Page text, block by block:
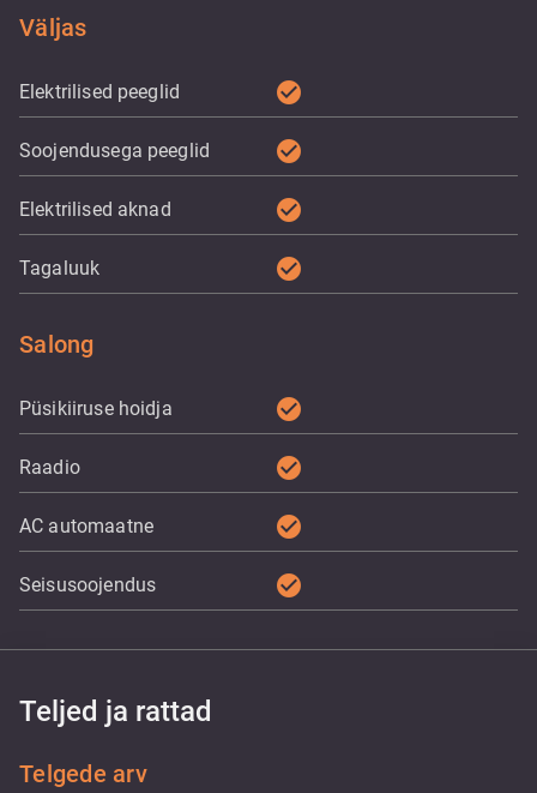
Väljas
Elektrilised peeglid check_circle
Soojendusega peeglid check_circle
Elektrilised aknad check_circle
Tagaluuk check_circle
Salong
Püsikiiruse hoidja check_circle
Raadio check_circle
AC automaatne check_circle
Seisusoojendus check_circle
Teljed ja rattad
Telgede arv